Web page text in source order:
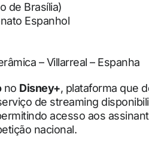
de Brasília)
Espanhol
– Villarreal – Espanha
no Disney+, plataforma que
de streaming
acesso aos
nacional.